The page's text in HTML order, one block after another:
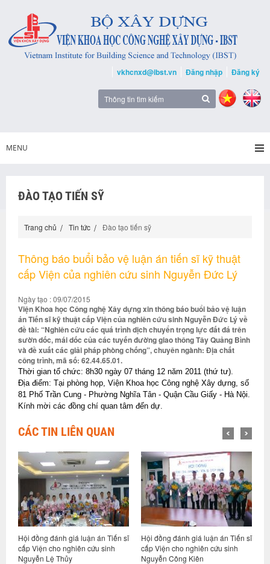
vkhcnxd@ibst.vn Đăng nhập Đăng ký
MENU
ĐÀO TẠO TIẾN SỸ
Trang chủ Tin tức Đào tạo tiến sỹ
Thông báo buổi bảo vệ luận án tiến sĩ kỹ thuật
cấp Viện của nghiên cứu sinh Nguyễn Đức Lý
Ngày tạo : 09/07/2015
Viện Khoa học Công nghệ Xây dựng xin thông báo buổi bảo vệ luận
án Tiến sĩ kỹ thuật cấp Viện của nghiên cứu sinh Nguyễn Đức Lý về
đề tài: “Nghiên cứu các quá trình dịch chuyển trọng lực đất đá trên
sườn dốc, mái dốc của các tuyến đường giao thông Tây Quảng Bình
và đề xuất các giải pháp phòng chống”, chuyên ngành: Địa chất
công trình, mã số: 62.44.65.01.
Thời gian tổ chức: 8h30 ngày 07 tháng 12 năm 2011 (thứ tư).
Địa điểm: Tại phòng họp, Viện Khoa học Công nghệ Xây dựng, số
81 Phố Trần Cung - Phường Nghĩa Tân - Quận Cầu Giấy - Hà Nội.
Kính mời các đồng chí quan tâm đến dự.
CÁC TIN LIÊN QUAN
Hội đồng đánh giá luận án Tiến sĩ
cấp Viện cho nghiên cứu sinh
Nguyễn Lệ Thủy
Hội đồng đánh giá luận án Tiến sĩ
cấp Viện cho nghiên cứu sinh
Nguyễn Công Kiên